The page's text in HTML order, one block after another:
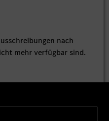
nach
mehr verfügbar sind.